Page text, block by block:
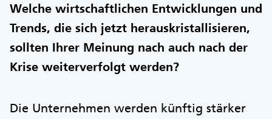
Welche wirtschaftlichen Entwicklungen und
Trends, die sich jetzt herauskristallisieren,
sollten Ihrer Meinung nach auch nach der
Krise weiterverfolgt werden?
Die Unternehmen werden künftig stärker